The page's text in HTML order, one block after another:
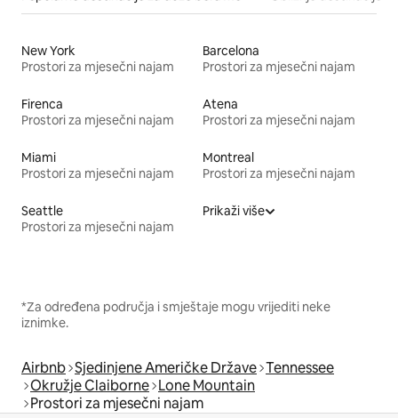
New York
Prostori za mjesečni najam
Barcelona
Prostori za mjesečni najam
Firenca
Prostori za mjesečni najam
Atena
Prostori za mjesečni najam
Miami
Prostori za mjesečni najam
Montreal
Prostori za mjesečni najam
Seattle
Prostori za mjesečni najam
Prikaži više
*Za određena područja i smještaje mogu vrijediti neke
iznimke.
Airbnb Sjedinjene Američke Države Tennessee
Okružje Claiborne Lone Mountain
Prostori za mjesečni najam